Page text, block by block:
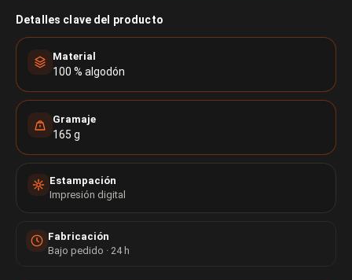
Detalles clave del producto
Material
100 % algodón
Gramaje
165 g
Estampación
Impresión digital
Fabricación
Bajo pedido · 24 h